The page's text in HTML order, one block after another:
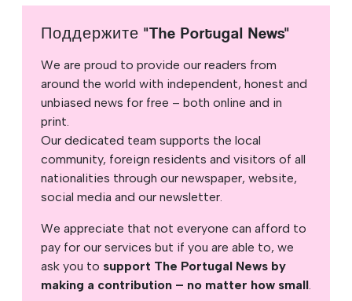
Поддержите "The Portugal News"
We are proud to provide our readers from
around the world with independent, honest and
unbiased news for free – both online and in
print.
Our dedicated team supports the local
community, foreign residents and visitors of all
nationalities through our newspaper, website,
social media and our newsletter.
We appreciate that not everyone can afford to
pay for our services but if you are able to, we
ask you to support The Portugal News by
making a contribution – no matter how small.